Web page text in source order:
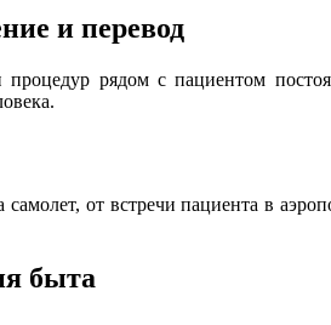
и перевод
рядом с пациентом
от встречи пациента в
быта